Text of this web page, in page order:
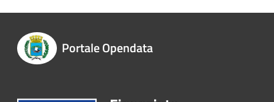
Portale Opendata